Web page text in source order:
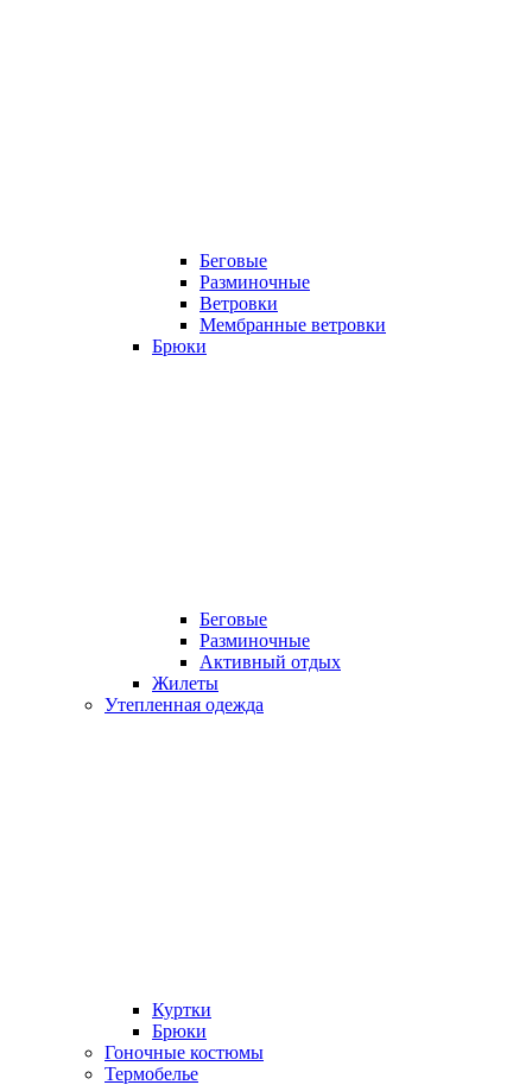
Беговые
Разминочные
Ветровки
Мембранные ветровки
Брюки
Беговые
Разминочные
Активный отдых
Жилеты
Утепленная одежда
Куртки
Брюки
Гоночные костюмы
Термобелье